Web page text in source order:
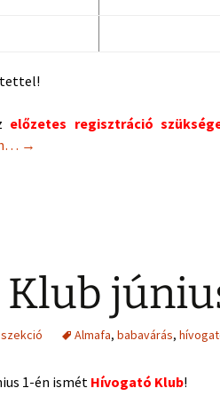
előzetes regisztráció
Hívogató Klub!
→
Almafa, babavárás,
1-én ismétHívogató Klub!